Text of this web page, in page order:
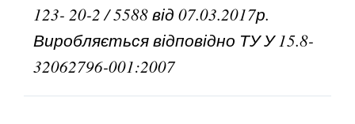
123- 20-2 / 5588 від 07.03.2017р.
Виробляється відповідно ТУ У 15.8-
32062796-001:2007